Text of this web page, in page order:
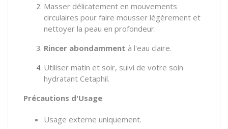
Masser délicatement en mouvements
circulaires pour faire mousser légèrement et
nettoyer la peau en profondeur.
Rincer abondamment à l'eau claire.
Utiliser matin et soir, suivi de votre soin
hydratant Cetaphil.
Précautions d'Usage
Usage externe uniquement.